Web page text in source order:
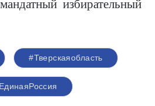
избирательный
#Тверскаяобласть